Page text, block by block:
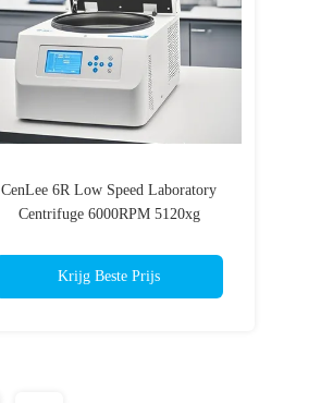
CenLee 6R Low Speed Laboratory
Centrifuge 6000RPM 5120xg
Krijg Beste Prijs